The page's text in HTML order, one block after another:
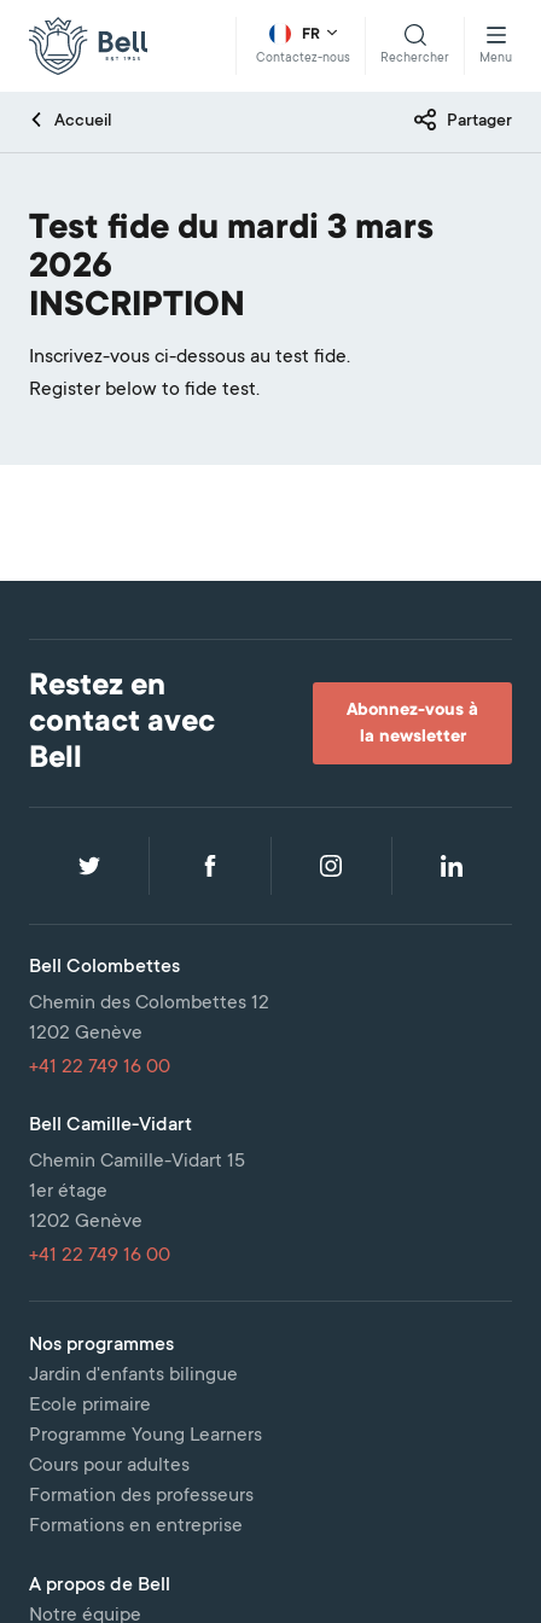
FR
Contactez-nous Rechercher Menu
Accueil Partager
Test fide du mardi 3 mars
2026
INSCRIPTION
Inscrivez-vous ci-dessous au test fide.
Register below to fide test.
Restez en
contact avec
Bell
Abonnez-vous à
la newsletter
Nos programmes
Jardin d'enfants bilingue
Ecole primaire
Programme Young Learners
Cours pour adultes
Formation des professeurs
Formations en entreprise
A propos de Bell
Notre équipe
Bell Colombettes
Chemin des Colombettes 12
1202 Genève
+41 22 749 16 00
Bell Camille-Vidart
Chemin Camille-Vidart 15
1er étage
1202 Genève
+41 22 749 16 00